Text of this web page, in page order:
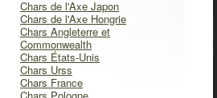
Chars de l'Axe Japon
Chars de l'Axe Hongrie
Chars Angleterre et
Commonwealth
Chars États-Unis
Chars Urss
Chars France